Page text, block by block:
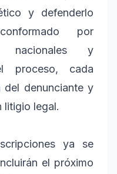
y defenderlo
por
nacionales y
proceso, cada
del denunciante y
litigio legal.
ya se
el próximo